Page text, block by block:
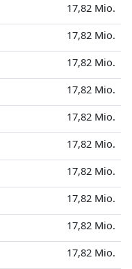
17,82 Mio.
17,82 Mio.
17,82 Mio.
17,82 Mio.
17,82 Mio.
17,82 Mio.
17,82 Mio.
17,82 Mio.
17,82 Mio.
17,82 Mio.